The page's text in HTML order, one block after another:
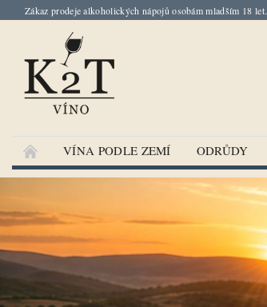
Zákaz prodeje alkoholických nápojů osobám mladším 18 let.
VÍNA PODLE ZEMÍ ODRŮDY